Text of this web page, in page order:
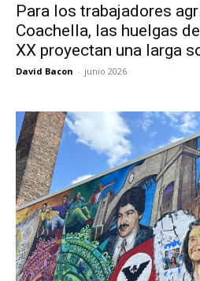
Para los trabajadores
Coachella, las huelgas
XX proyectan una larga
David Bacon - junio 2026